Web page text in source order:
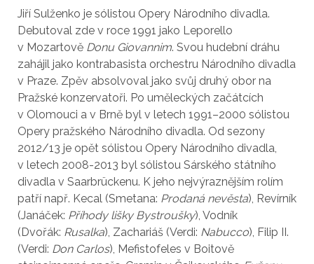
Jiří Sulženko je sólistou Opery Národního divadla.
Debutoval zde v roce 1991 jako Leporello
v Mozartově Donu Giovannim. Svou hudební dráhu
zahájil jako kontrabasista orchestru Národního divadla
v Praze. Zpěv absolvoval jako svůj druhý obor na
Pražské konzervatoři. Po uměleckých začátcích
v Olomouci a v Brně byl v letech 1991–2000 sólistou
Opery pražského Národního divadla. Od sezony
2012/13 je opět sólistou Opery Národního divadla,
v letech 2008-2013 byl sólistou Sárského státního
divadla v Saarbrückenu. K jeho nejvýraznějším rolím
patří např. Kecal (Smetana: Prodaná nevěsta), Revírník
(Janáček: Příhody lišky Bystroušky), Vodník
(Dvořák: Rusalka), Zachariáš (Verdi: Nabucco), Filip II.
(Verdi: Don Carlos), Mefistofeles v Boitově